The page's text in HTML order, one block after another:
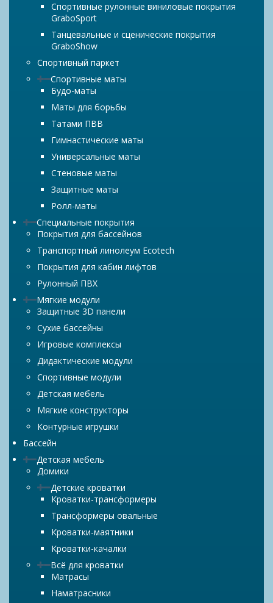
Спортивные рулонные виниловые покрытия
GraboSport
Танцевальные и сценические покрытия
GraboShow
Спортивный паркет
Спортивные маты
Будо-маты
Маты для борьбы
Татами ПВВ
Гимнастические маты
Универсальные маты
Стеновые маты
Защитные маты
Ролл-маты
Специальные покрытия
Покрытия для бассейнов
Транспортный линолеум Ecotech
Покрытия для кабин лифтов
Рулонный ПВХ
Мягкие модули
Защитные 3D панели
Сухие бассейны
Игровые комплексы
Дидактические модули
Спортивные модули
Детская мебель
Мягкие конструкторы
Контурные игрушки
Бассейн
Детская мебель
Домики
Детские кроватки
Кроватки-трансформеры
Трансформеры овальные
Кроватки-маятники
Кроватки-качалки
Всё для кроватки
Матрасы
Наматрасники